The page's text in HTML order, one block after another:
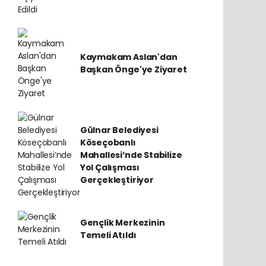
Kaymakam Aslan'dan
Başkan Önge'ye Ziyaret
Gülnar Belediyesi
Köseçobanlı
Mahallesi’nde Stabilize
Yol Çalışması
Gerçekleştiriyor
Gençlik Merkezinin
Temeli Atıldı